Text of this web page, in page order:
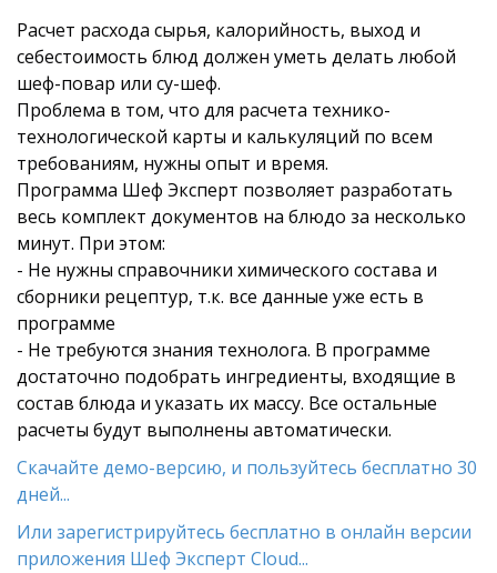
Расчет расхода сырья, калорийность, выход и
себестоимость блюд должен уметь делать любой
шеф-повар или су-шеф.
Проблема в том, что для расчета технико-
технологической карты и калькуляций по всем
требованиям, нужны опыт и время.
Программа Шеф Эксперт позволяет разработать
весь комплект документов на блюдо за несколько
минут. При этом:
- Не нужны справочники химического состава и
сборники рецептур, т.к. все данные уже есть в
программе
- Не требуются знания технолога. В программе
достаточно подобрать ингредиенты, входящие в
состав блюда и указать их массу. Все остальные
расчеты будут выполнены автоматически.
Скачайте демо-версию, и пользуйтесь бесплатно 30
дней...
Или зарегистрируйтесь бесплатно в онлайн версии
приложения Шеф Эксперт Cloud...